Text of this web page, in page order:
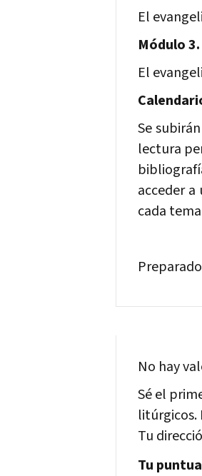
El
Módulo
El
Se
lectura
acceder
cada
No hay
Sé el
litúrgicos.
Tu
Tu